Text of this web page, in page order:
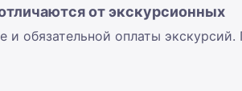
от экскурсионных
обязательной оплаты экскурсий.